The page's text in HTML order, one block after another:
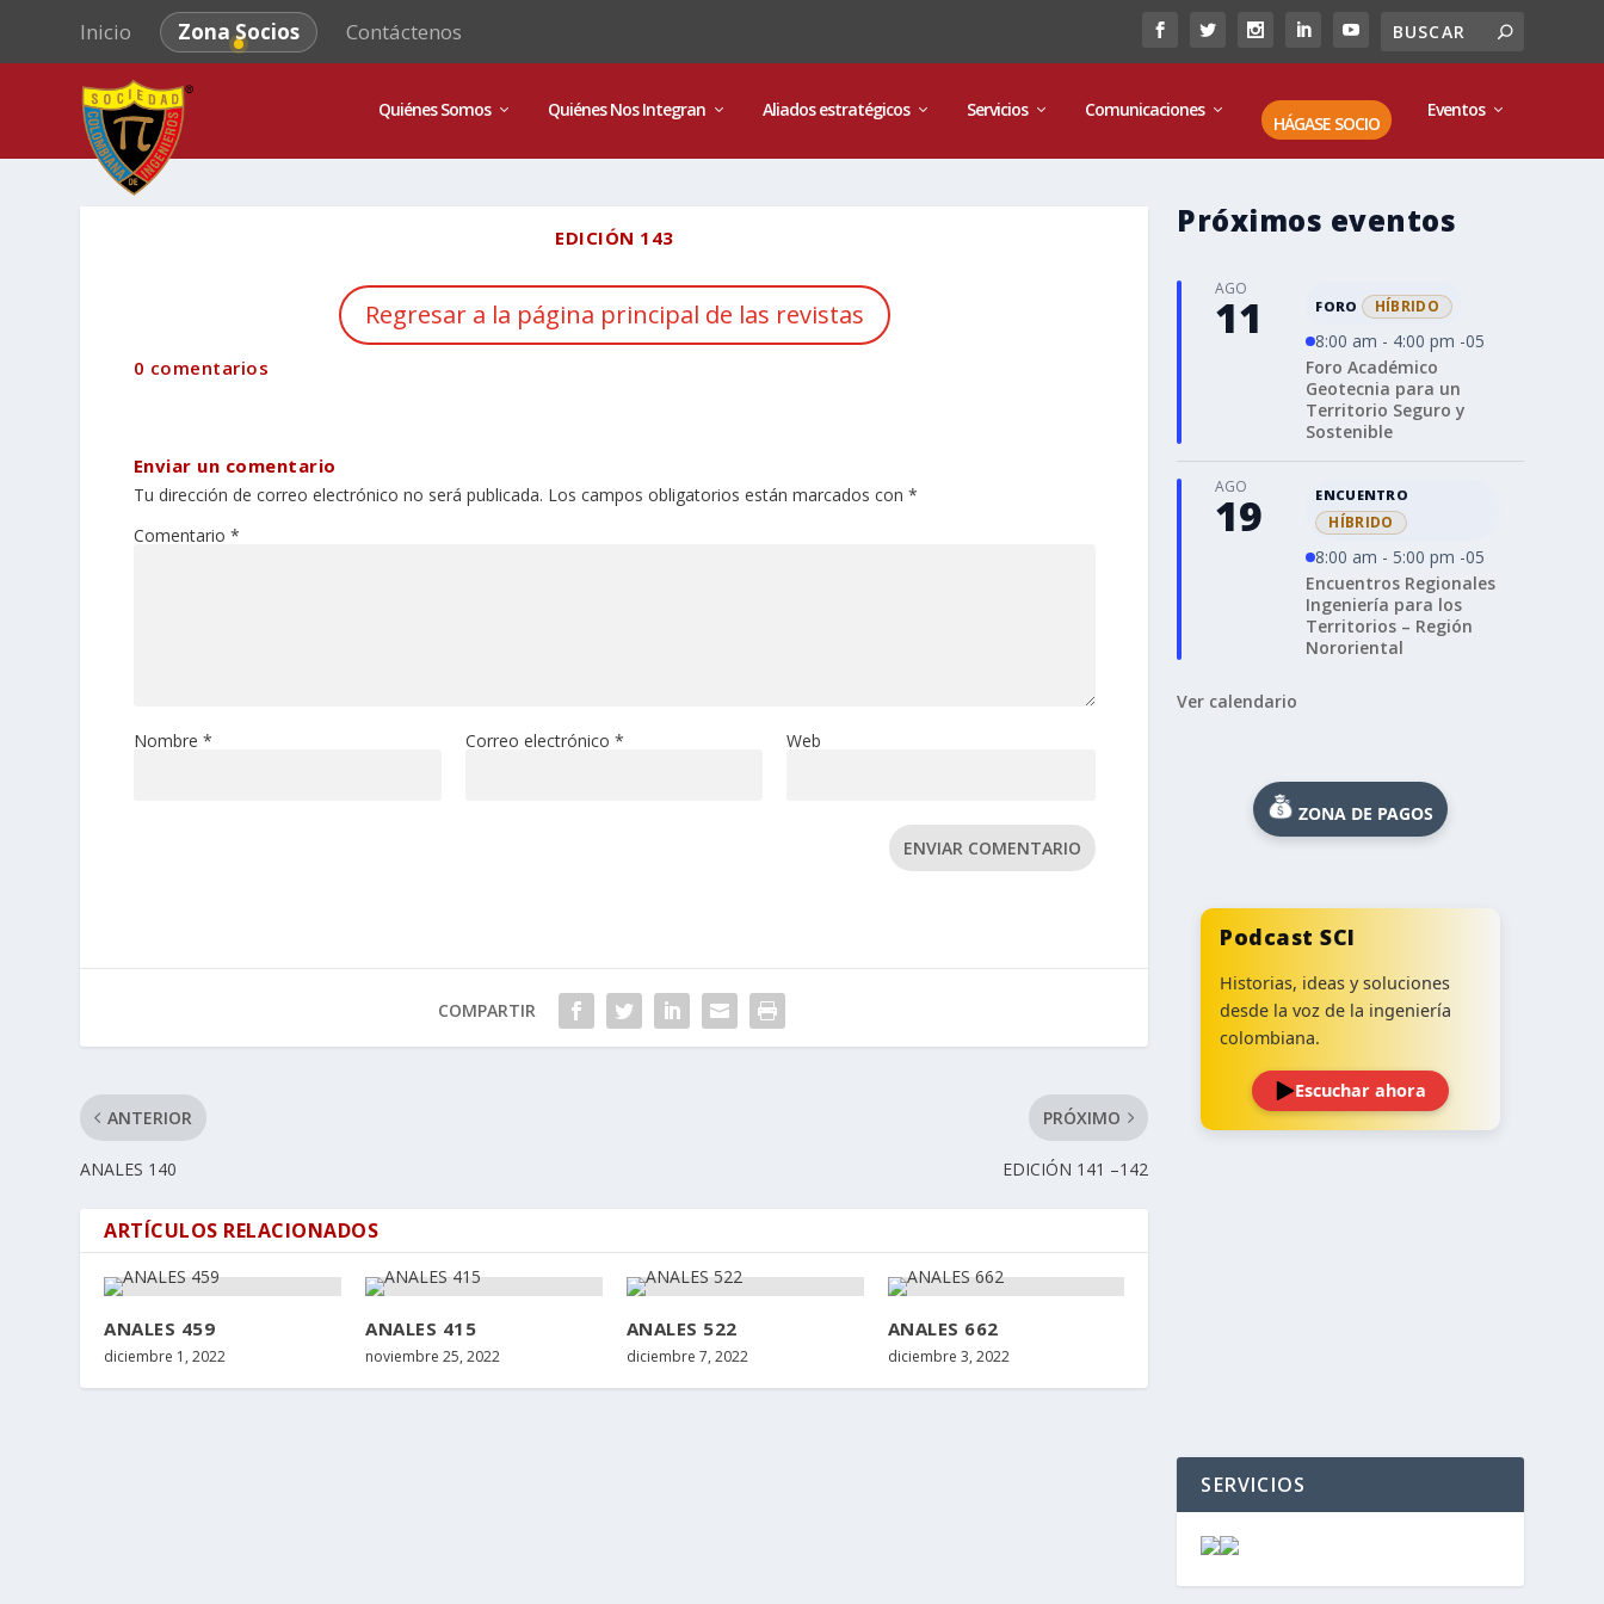
Inicio Zona Socios Contáctenos
Quiénes Somos Quiénes Nos Integran Aliados estratégicos Servicios Comunicaciones
HÁGASE SOCIO
Eventos
EDICIÓN 143
Regresar a la página principal de las revistas
0 comentarios
Enviar un comentario
Tu dirección de correo electrónico no será publicada. Los campos obligatorios están marcados con *
Comentario *
Nombre * Correo electrónico* Web
ENVIAR COMENTARIO
COMPARTIR
ANTERIOR
ANALES 140
PRÓXIMO
EDICIÓN 141 –142
ARTÍCULOS RELACIONADOS
ANALES 459
diciembre 1, 2022
ANALES 415
noviembre 25, 2022
ANALES 522
diciembre 7, 2022
ANALES 662
diciembre 3, 2022
Próximos eventos
AGO
11 FORO HÍBRIDO
8:00 am - 4:00 pm -05
Foro Académico
Geotecnia para un
Territorio Seguro y
Sostenible
AGO
19 ENCUENTRO
HÍBRIDO
8:00 am - 5:00 pm -05
Encuentros Regionales
Ingeniería para los
Territorios – Región
Nororiental
Ver calendario
ZONA DE PAGOS
Podcast SCI
Historias, ideas y soluciones
desde la voz de la ingeniería
colombiana.
Escuchar ahora
SERVICIOS